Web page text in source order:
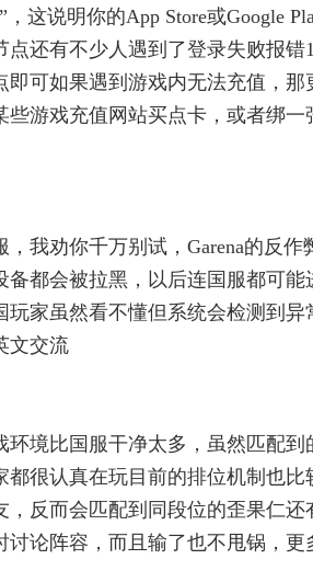
这说明你的App Store或Google
还有不少人遇到了登录失败报错
可如果遇到游戏内无法充值，那
游戏充值网站买点卡，或者绑一
我劝你千万别试，Garena的反作
都会被拉黑，以后连国服都可能
家虽然看不懂但系统会检测到异
文交流
境比国服干净太多，虽然匹配到
很认真在玩目前的排位机制也比
反而会匹配到同段位的歪果仁还
论阵容，而且输了也不甩锅，更